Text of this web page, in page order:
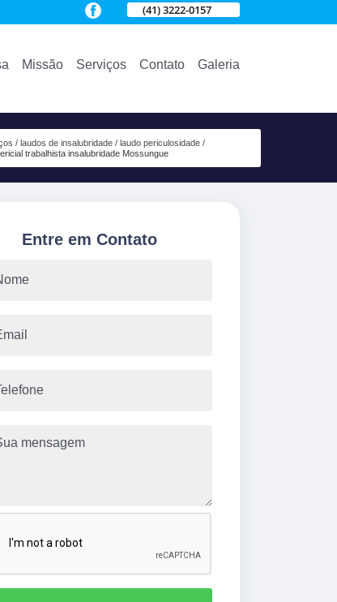
(41) 3222-0157
Missão Serviços Contato Galeria
laudos de insalubridade
laudo periculosidade
trabalhista insalubridade Mossungue
Entre em Contato